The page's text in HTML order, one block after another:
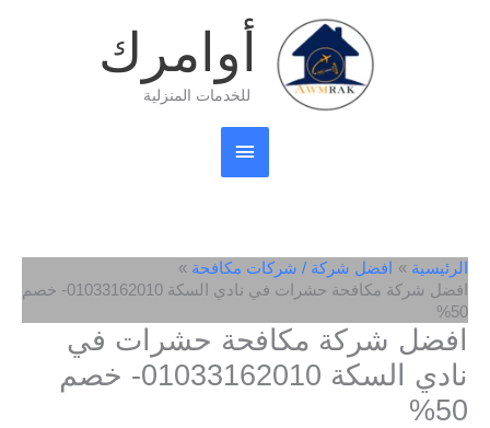
أوامرك
للخدمات المنزلية
القائمة
الرئيسية
الرئيسية
افضل شركة / شركات مكافحة
افضل شركة مكافحة حشرات في نادي السكة 01033162010- خصم
50%
افضل شركة مكافحة حشرات في
نادي السكة 01033162010- خصم
50%